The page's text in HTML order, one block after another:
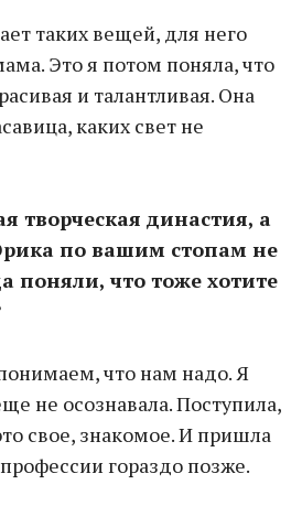
таких вещей, для него
Это я потом поняла, что
и талантливая. Она
каких свет не
творческая династия, а
по вашим стопам не
поняли, что тоже хотите
что нам надо. Я
не осознавала. Поступила,
свое, знакомое. И пришла
гораздо позже.